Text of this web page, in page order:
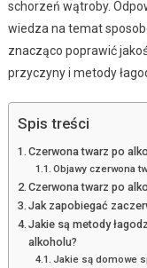
schorzeń wątroby.
wiedza na temat
znacząco poprawić
przyczyny i metody
Spis treści
Czerwona twarz po
Objawy czerwona
Czerwona twarz po
Jak zapobiegać
Jakie są metody
alkoholu?
Jakie są domowe